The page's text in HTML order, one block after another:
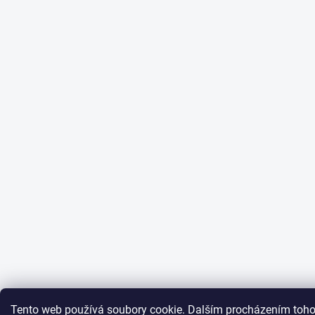
Tento web používá soubory cookie. Dalším procházením